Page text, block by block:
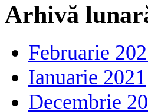
Arhivă
Februarie
Ianuarie 2021
Decembrie